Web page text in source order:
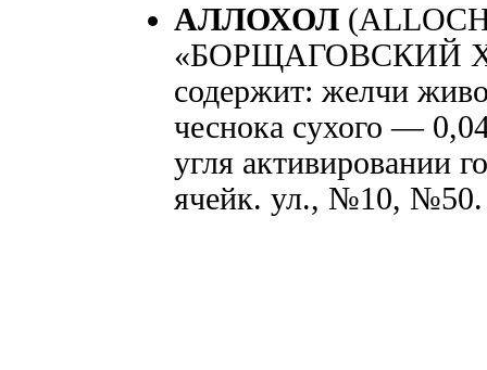
АЛЛОХОЛ
«БОРЩАГОВСКИЙ
содержит: желчи
чеснока сухого —
угля активировании
ячейк. ул., №10, №50.